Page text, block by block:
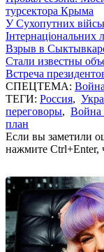
турсектора Крыма
У Сухопутних
Інтернаціональних
Взрыв в
Стали известны
Встреча
СПЕЦТЕМА:
ТЕГИ: Россия,
переговоры, Война
план
Если вы заметили
нажмите Ctrl+Enter,